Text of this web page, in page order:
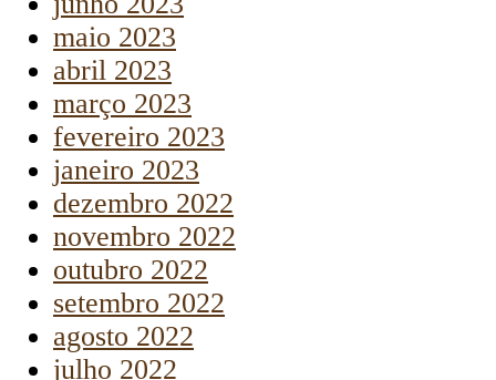
maio 2023
abril 2023
março 2023
fevereiro 2023
janeiro 2023
dezembro 2022
novembro 2022
outubro 2022
setembro 2022
agosto 2022
julho 2022